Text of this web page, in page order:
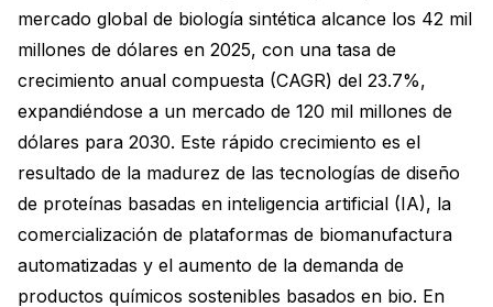
mercado global de biología sintética alcance los 42 mil
millones de dólares en 2025, con una tasa de
crecimiento anual compuesta (CAGR) del 23.7%,
expandiéndose a un mercado de 120 mil millones de
dólares para 2030. Este rápido crecimiento es el
resultado de la madurez de las tecnologías de diseño
de proteínas basadas en inteligencia artificial (IA), la
comercialización de plataformas de biomanufactura
automatizadas y el aumento de la demanda de
productos químicos sostenibles basados en bio. En